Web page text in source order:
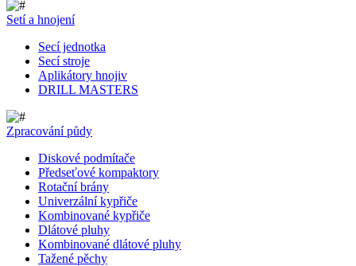
Setí a hnojení
Secí jednotka
Secí stroje
Aplikátory hnojiv
DRILL MASTERS
Zpracování půdy
Diskové podmítače
Předseťové kompaktory
Rotační brány
Univerzální kypřiče
Kombinované kypřiče
Dlátové pluhy
Kombinované dlátové pluhy
Tažené pěchy